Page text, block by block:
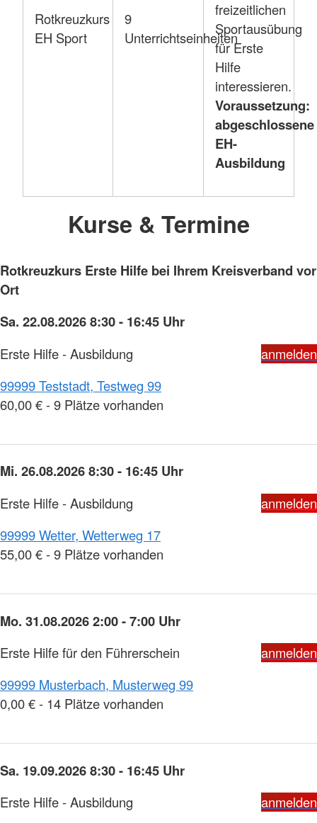
Rotkreuzkurs
EH Sport
9
Unterrichtseinheiten
freizeitlichen
Sportausübung
für Erste
Hilfe
interessieren.
Voraussetzung:
abgeschlossene
EH-
Ausbildung
Kurse & Termine
Rotkreuzkurs Erste Hilfe bei Ihrem Kreisverband vor
Ort
Sa. 22.08.2026 8:30 - 16:45 Uhr
Erste Hilfe - Ausbildung
anmelden
99999 Teststadt, Testweg 99
60,00 € - 9 Plätze vorhanden
Mi. 26.08.2026 8:30 - 16:45 Uhr
Erste Hilfe - Ausbildung
anmelden
99999 Wetter, Wetterweg 17
55,00 € - 9 Plätze vorhanden
Mo. 31.08.2026 2:00 - 7:00 Uhr
Erste Hilfe für den Führerschein
anmelden
99999 Musterbach, Musterweg 99
0,00 € - 14 Plätze vorhanden
Sa. 19.09.2026 8:30 - 16:45 Uhr
Erste Hilfe - Ausbildung anmelden